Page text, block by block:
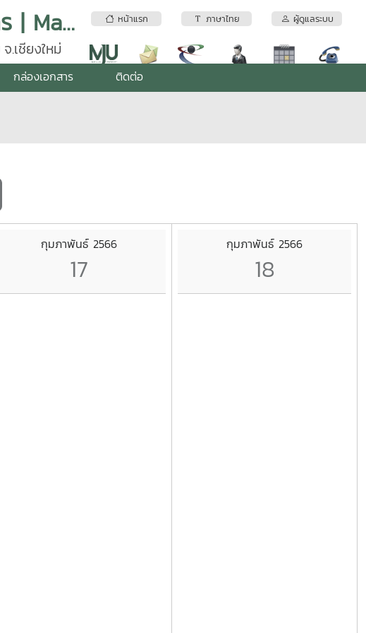
หน้าแรก ภาษาไทย ผู้ดูแลระบบ
อุทยานวิทยาศาสตร์เทคโนโลยีเกษตรและอาหาร | Maejo Agro Food Park (MAP)
.เชียงใหม่
กล่องเอกสาร ติดต่อ
กุมภาพันธ์ 2566
17
กุมภาพันธ์ 2566
18